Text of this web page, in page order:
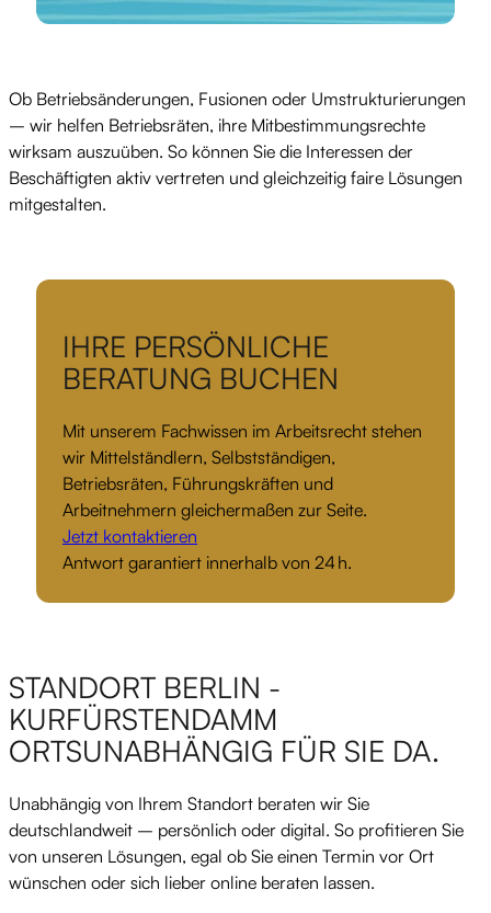
Ob Betriebsänderungen, Fusionen oder Umstrukturierungen
– wir helfen Betriebsräten, ihre Mitbestimmungsrechte
wirksam auszuüben. So können Sie die Interessen der
Beschäftigten aktiv vertreten und gleichzeitig faire Lösungen
mitgestalten.
IHRE PERSÖNLICHE
BERATUNG BUCHEN
Mit unserem Fachwissen im Arbeitsrecht stehen
wir Mittelständlern, Selbstständigen,
Betriebsräten, Führungskräften und
Arbeitnehmern gleichermaßen zur Seite.
Jetzt kontaktieren
Antwort garantiert innerhalb von 24 h.
STANDORT BERLIN -
KURFÜRSTENDAMM
ORTSUNABHÄNGIG FÜR SIE DA.
Unabhängig von Ihrem Standort beraten wir Sie
deutschlandweit – persönlich oder digital. So profitieren Sie
von unseren Lösungen, egal ob Sie einen Termin vor Ort
wünschen oder sich lieber online beraten lassen.